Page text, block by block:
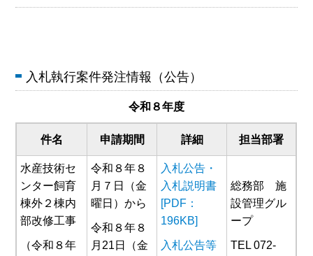
入札執行案件発注情報（公告）
令和８年度
件名 申請期間 詳細 担当部署
水産技術セ
ンター飼育
棟外２棟内
部改修工事
（令和８年
令和８年８
月７日（金
曜日）から
令和８年８
月21日（金
入札公告・
入札説明書
[PDF：
196KB]
入札公告等
総務部 施
設管理グル
ープ
TEL 072-